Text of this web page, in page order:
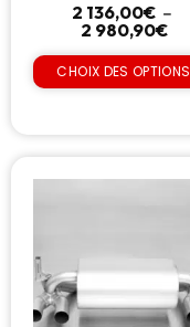
2 136,00€ –
2 980,90€
CHOIX DES OPTIONS